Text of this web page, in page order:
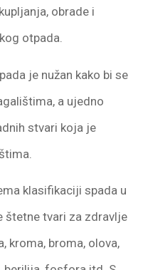
obrade i
otpada.
je nužan kako bi se
a ujedno
stvari koja je
klasifikaciji spada u
štetne tvari za zdravlje
kroma, broma, olova,